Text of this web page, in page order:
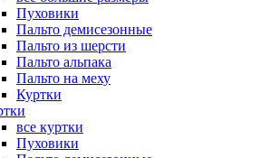
Пуховики
Пальто демисезонные
Пальто из шерсти
Пальто альпака
Пальто на меху
Куртки
все куртки
Пуховики